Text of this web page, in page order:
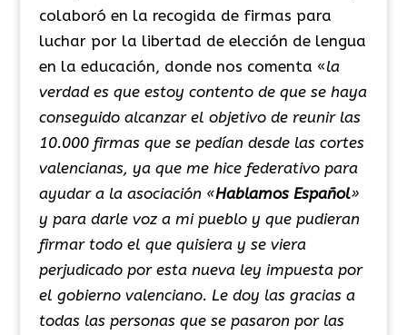
colaboró en la recogida de firmas para
luchar por la libertad de elección de lengua
en la educación, donde nos comenta «la
verdad es que estoy contento de que se haya
conseguido alcanzar el objetivo de reunir las
10.000 firmas que se pedían desde las cortes
valencianas, ya que me hice federativo para
ayudar a la asociación «Hablamos Español»
y para darle voz a mi pueblo y que pudieran
firmar todo el que quisiera y se viera
perjudicado por esta nueva ley impuesta por
el gobierno valenciano. Le doy las gracias a
todas las personas que se pasaron por las